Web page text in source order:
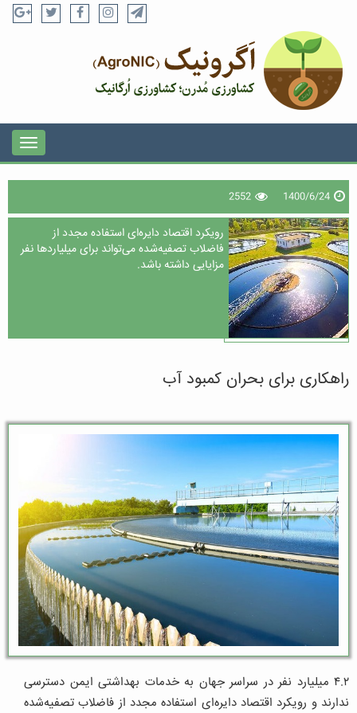
1400/6/24
2552
رویکرد اقتصاد دایره‌ای استفاده مجدد از
فاضلاب تصفیه‌شده می‌تواند برای میلیاردها نفر
مزایایی داشته باشد.
راهکاری برای بحران کمبود آب
۴.۲ میلیارد نفر در سراسر جهان به خدمات بهداشتی ایمن دسترسی
ندارند و رویکرد اقتصاد دایره‌ای استفاده مجدد از فاضلاب تصفیه‌شده